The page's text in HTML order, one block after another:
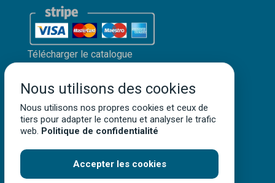
Télécharger le catalogue
Mentions légales
Politique de confidentialité
Conditions générales de vente
• Tous droits réservés
Nous utilisons des cookies
Nous utilisons nos propres cookies et ceux de
tiers pour adapter le contenu et analyser le trafic
web. Politique de confidentialité
Accepter les cookies